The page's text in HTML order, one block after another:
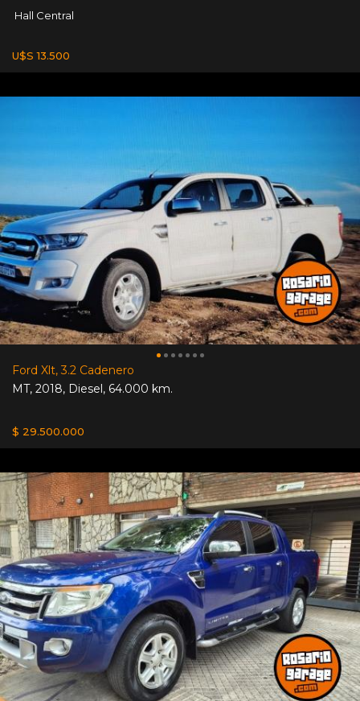
Hall Central
U$S 13.500
Ford Xlt, 3.2 Cadenero
MT, 2018, Diesel, 64.000 km.
$ 29.500.000